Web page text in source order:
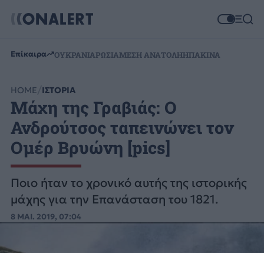
Επίκαιρα ΟΥΚΡΑΝΙΑΡΩΣΙΑΜΕΣΗ ΑΝΑΤΟΛΗΗΠΑΚΙΝΑ
HOME ΙΣΤΟΡΙΑ
Μάχη της Γραβιάς: Ο
Ανδρούτσος ταπεινώνει τον
Ομέρ Βρυώνη [pics]
Ποιο ήταν το χρονικό αυτής της ιστορικής
μάχης για την Επανάσταση του 1821.
8 ΜΑΙ. 2019, 07:04